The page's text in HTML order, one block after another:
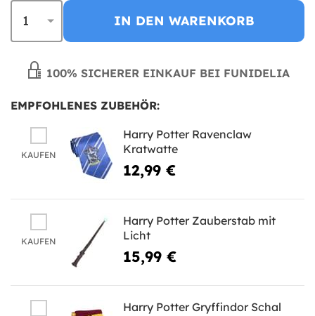
IN DEN WARENKORB
100% SICHERER EINKAUF BEI FUNIDELIA
EMPFOHLENES ZUBEHÖR:
KAUFEN
Harry Potter Ravenclaw
Kratwatte
12,99 €
KAUFEN
Harry Potter Zauberstab mit
Licht
15,99 €
Harry Potter Gryffindor Schal